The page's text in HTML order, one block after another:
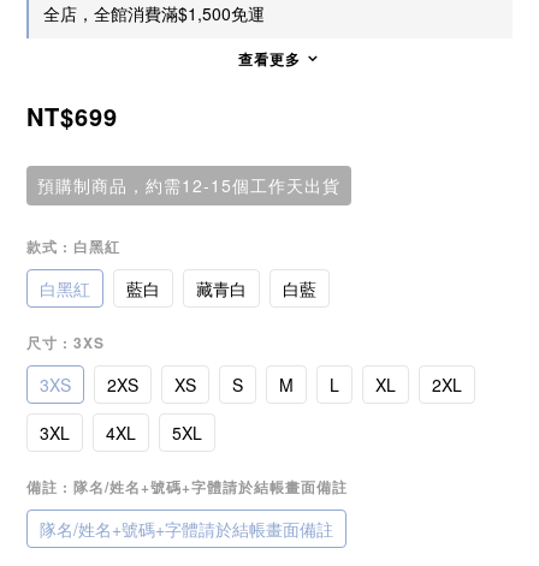
全店，全館消費滿$1,500免運
查看更多
NT$699
預購制商品，約需12-15個工作天出貨
款式 : 白黑紅
白黑紅 藍白 藏青白 白藍
尺寸 : 3XS
3XS 2XS XS S M L XL
2XL
3XL
4XL 5XL
備註 : 隊名/姓名+號碼+字體請於結帳畫面備註
隊名/姓名+號碼+字體請於結帳畫面備註